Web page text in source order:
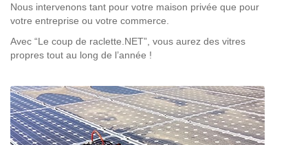
Nous intervenons tant pour votre maison privée que pour
votre entreprise ou votre commerce.
Avec “Le coup de raclette.NET”, vous aurez des vitres
propres tout au long de l’année !